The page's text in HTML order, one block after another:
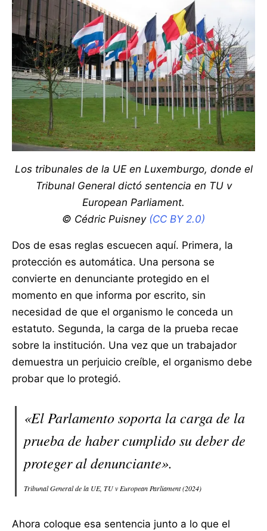
Los tribunales de la UE en Luxemburgo, donde el
Tribunal General dictó sentencia en TU v
European Parliament.
© Cédric Puisney (CC BY 2.0)
Dos de esas reglas escuecen aquí. Primera, la
protección es automática. Una persona se
convierte en denunciante protegido en el
momento en que informa por escrito, sin
necesidad de que el organismo le conceda un
estatuto. Segunda, la carga de la prueba recae
sobre la institución. Una vez que un trabajador
demuestra un perjuicio creíble, el organismo debe
probar que lo protegió.
«El Parlamento soporta la carga de la
prueba de haber cumplido su deber de
proteger al denunciante».
Tribunal General de la UE, TU v European Parliament (2024)
Ahora coloque esa sentencia junto a lo que el